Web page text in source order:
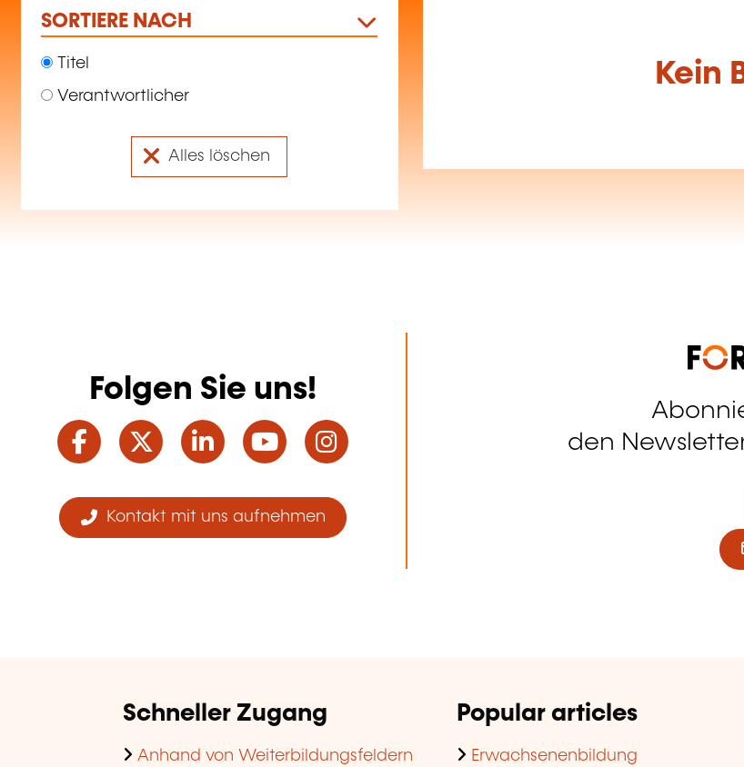
SORTIERE NACH
Titel
Verantwortlicher
Alles löschen
Kein
Folgen Sie uns!
Facebook
TwitterLinkedInYouTube
Kontakt mit uns aufnehmen
den
Schneller Zugang
Anhand von Weiterbildungsfeldern
Popular articles
Erwachsenenbildung